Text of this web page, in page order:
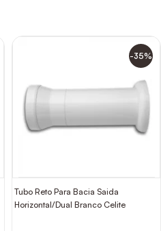
-35%
Tubo Reto Para Bacia Saida
Horizontal/Dual Branco Celite